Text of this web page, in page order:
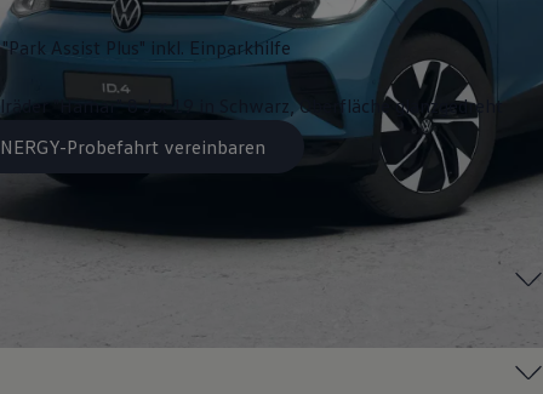
Assist Plus" inkl. Einparkhilfe
"Hamar" 8 J x 19 in Schwarz, Oberfläche glanzgedreht
Probefahrt vereinbaren